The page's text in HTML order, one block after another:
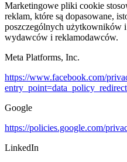
Marketingowe pliki cookie
reklam, które są dopasowane,
poszczególnych użytkowników
wydawców i reklamodawców.
Meta Platforms, Inc.
https://www.facebook.com/
Google
https://policies.google.com/
LinkedIn